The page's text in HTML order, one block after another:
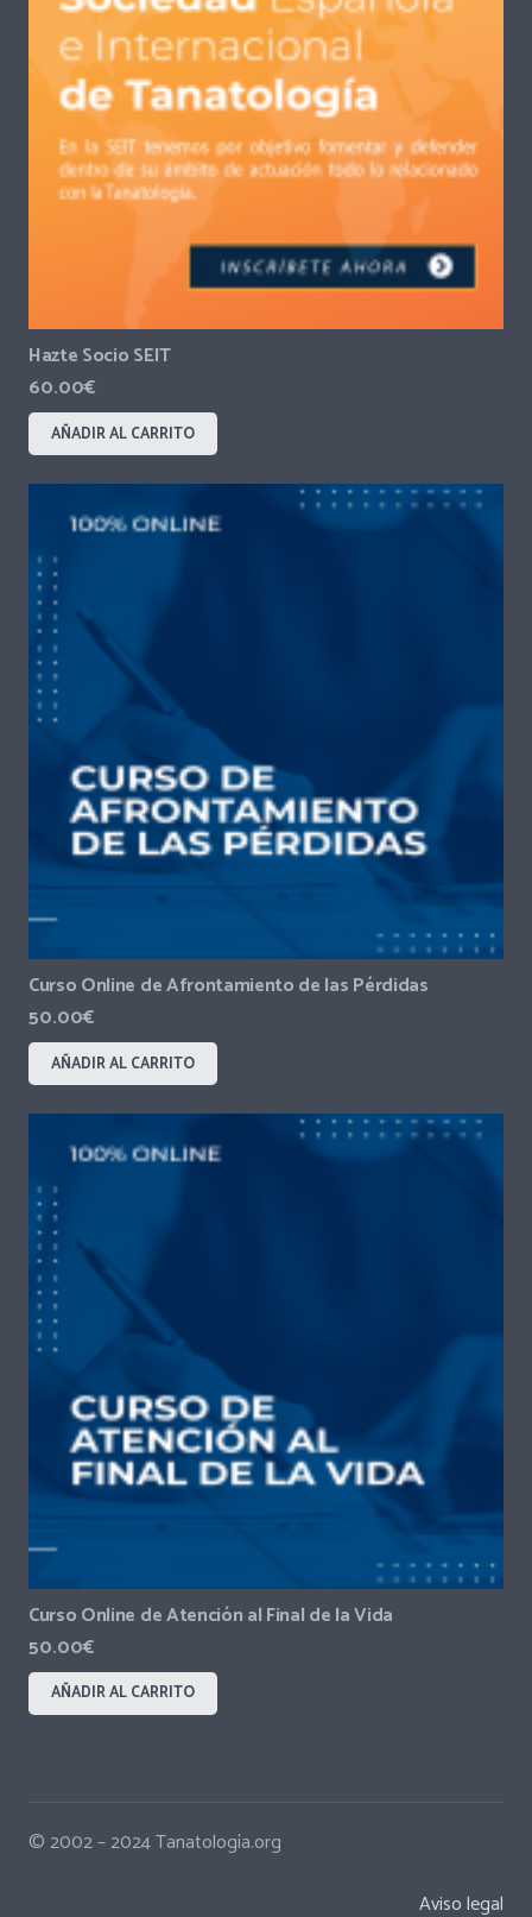
Hazte Socio SEIT
60.00€
AÑADIR AL CARRITO
Curso Online de Afrontamiento de las Pérdidas
50.00€
AÑADIR AL CARRITO
Curso Online de Atención al Final de la Vida
50.00€
AÑADIR AL CARRITO
© 2002 – 2024 Tanatología.org
Aviso legal